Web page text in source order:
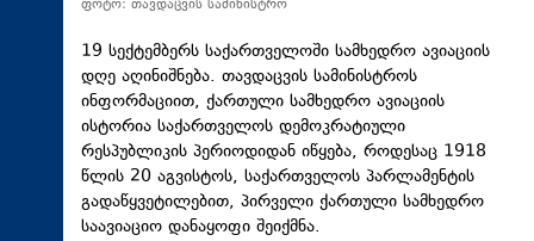
თავდაცვა
რეგიონი
კულტურა
ტექნოლოგიები
ფოტო: თავდაცვის სამინისტრო
19 სექტემბერს საქართველოში სამხედრო ავიაციის
დღე აღინიშნება. თავდაცვის სამინისტროს
ინფორმაციით, ქართული სამხედრო ავიაციის
ისტორია საქართველოს დემოკრატიული
რესპუბლიკის პერიოდიდან იწყება, როდესაც 1918
წლის 20 აგვისტოს, საქართველოს პარლამენტის
გადაწყვეტილებით, პირველი ქართული სამხედრო
საავიაციო დანაყოფი შეიქმნა.